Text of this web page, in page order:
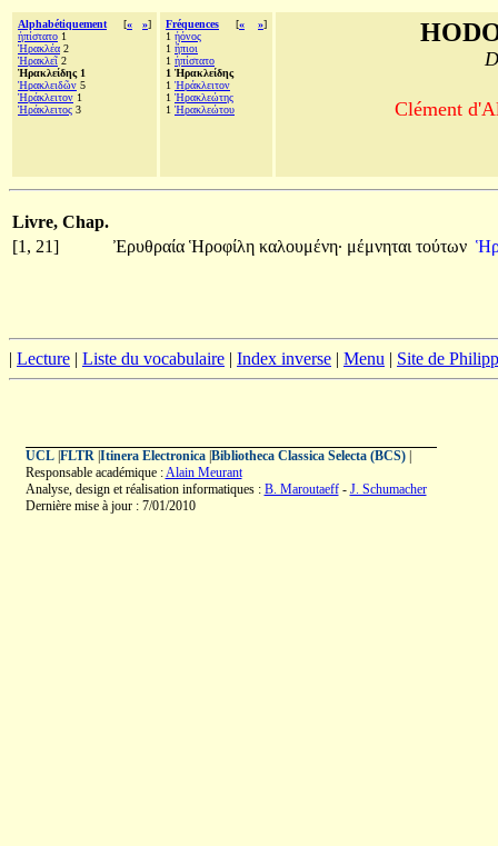
Alphabétiquement [« »]
ἠπίστατο 1
Ἡρακλέα 2
Ἡρακλεῖ 2
Ἡρακλείδης 1
Ἡρακλειδῶν 5
Ἡράκλειτον 1
Ἡράκλειτος 3
Fréquences [« »]
1 ᾐόνος
1 ἤπιοι
1 ἠπίστατο
1 Ἡρακλείδης
1 Ἡράκλειτον
1 Ἡρακλεώτης
1 Ἡρακλεώτου Clément
Livre, Chap.
[1, 21]
Ἐρυθραία Ἡροφίλη καλουμένη· μέμνηται τούτων
| Lecture | Liste du vocabulaire | Index inverse | Menu | Site de
UCL| FLTR| Itinera Electronica| Bibliotheca Classica Selecta (BCS)|
Responsable académique :Alain Meurant
Analyse, design et réalisation informatiques : B. Maroutaeff- J. Schumacher
Dernière mise à jour : 7/01/2010